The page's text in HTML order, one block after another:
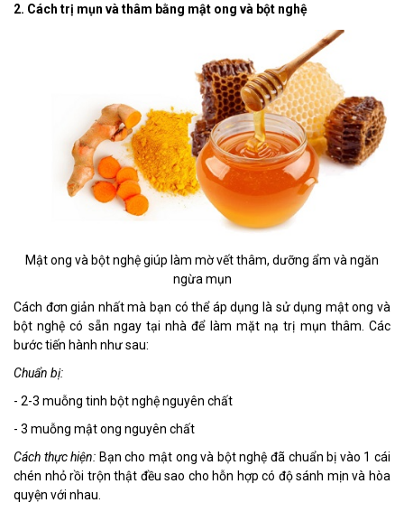
2. Cách trị mụn và thâm bằng mật ong và bột nghệ
Mật ong và bột nghệ giúp làm mờ vết thâm, dưỡng ẩm và ngăn
ngừa mụn
Cách đơn giản nhất mà bạn có thể áp dụng là sử dụng mật ong và
bột nghệ có sẵn ngay tại nhà để làm mặt nạ trị mụn thâm. Các
bước tiến hành như sau:
Chuẩn bị:
- 2-3 muỗng tinh bột nghệ nguyên chất
- 3 muỗng mật ong nguyên chất
Cách thực hiện: Bạn cho mật ong và bột nghệ đã chuẩn bị vào 1 cái
chén nhỏ rồi trộn thật đều sao cho hỗn hợp có độ sánh mịn và hòa
quyện với nhau.